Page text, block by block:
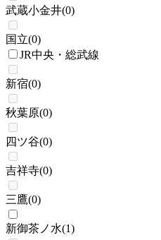
武蔵小金井(0)
国立(0)
JR中央・総武線
新宿(0)
秋葉原(0)
四ツ谷(0)
吉祥寺(0)
三鷹(0)
新御茶ノ水(1)